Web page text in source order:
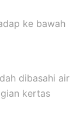
ke bawah
dibasahi air
kertas